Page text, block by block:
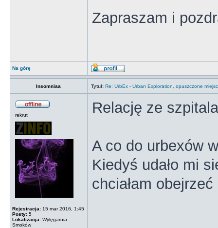
Zapraszam i
Na górę
Insomniaa Tytuł: Re: UrbEx - Urban Exploration, opuszczone
rekrut
Rejestracja: 15 mar 2016, 1:45
Posty: 5
Lokalizacja: Wylęgarnia
Smoków
Relację ze
A co do urbexów
Kiedyś udało mi
chciałam